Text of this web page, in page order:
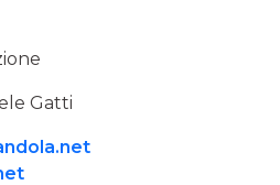
Gatti